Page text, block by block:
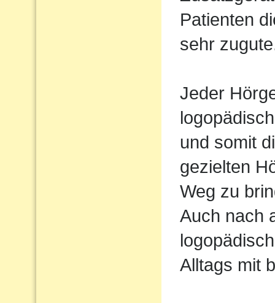
Patienten
sehr
Jeder
und somit
gezielten
Weg zu
Auch nach
Alltags mit